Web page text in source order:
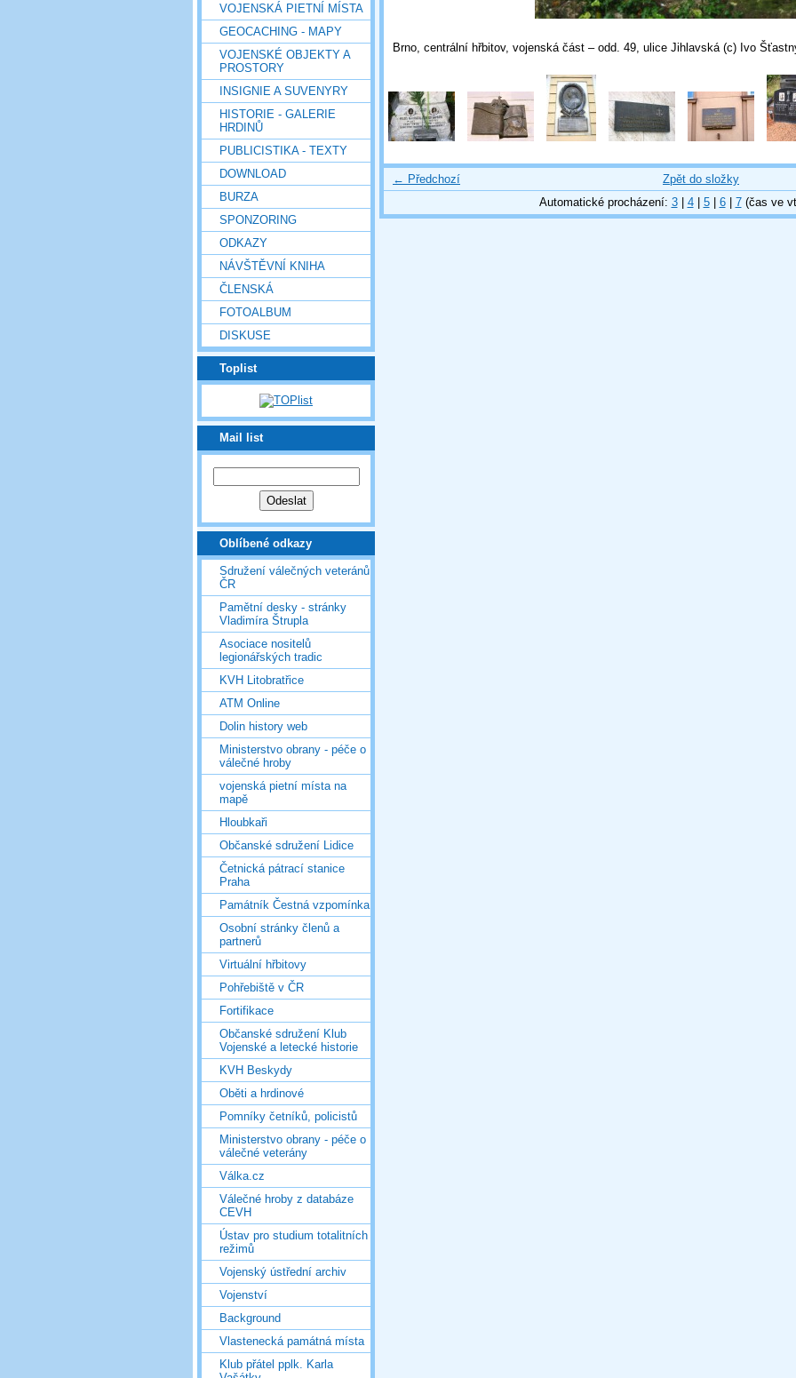
VOJENSKÁ PIETNÍ MÍSTA
GEOCACHING - MAPY
VOJENSKÉ OBJEKTY A
PROSTORY
INSIGNIE A SUVENYRY
HISTORIE - GALERIE
HRDINŮ
PUBLICISTIKA - TEXTY
DOWNLOAD
BURZA
SPONZORING
ODKAZY
NÁVŠTĚVNÍ KNIHA
ČLENSKÁ
FOTOALBUM
DISKUSE
Toplist
Mail list
Oblíbené odkazy
Sdružení válečných veteránů
ČR
Pamětní desky - stránky
Vladimíra Štrupla
Asociace nositelů
legionářských tradic
KVH Litobratřice
ATM Online
Dolin history web
Ministerstvo obrany - péče o
válečné hroby
vojenská pietní místa na
mapě
Hloubkaři
Občanské sdružení Lidice
Četnická pátrací stanice
Praha
Památník Čestná vzpomínka
Osobní stránky členů a
partnerů
Virtuální hřbitovy
Pohřebiště v ČR
Fortifikace
Občanské sdružení Klub
Vojenské a letecké historie
KVH Beskydy
Oběti a hrdinové
Pomníky četníků, policistů
Ministerstvo obrany - péče o
válečné veterány
Válka.cz
Válečné hroby z databáze
CEVH
Ústav pro studium totalitních
režimů
Vojenský ústřední archiv
Vojenství
Background
Vlastenecká památná místa
Klub přátel pplk. Karla
Brno, centrální hřbitov, vojenská část – odd. 49, ulice Jihlavská (c) Ivo
← Předchozí
Zpět do složky
Automatické procházení: 3| 4| 5| 6| 7(čas ve